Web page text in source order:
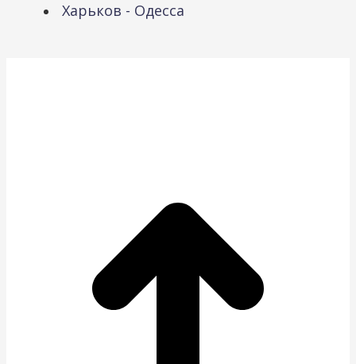
Харьков - Одесса